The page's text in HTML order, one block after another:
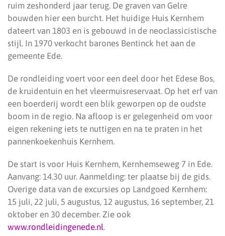
ruim zeshonderd jaar terug. De graven van Gelre
bouwden hier een burcht. Het huidige Huis Kernhem
dateert van 1803 en is gebouwd in de neoclassicistische
stijl. In 1970 verkocht barones Bentinck het aan de
gemeente Ede.
De rondleiding voert voor een deel door het Edese Bos,
de kruidentuin en het vleermuisreservaat. Op het erf van
een boerderij wordt een blik geworpen op de oudste
boom in de regio. Na afloop is er gelegenheid om voor
eigen rekening iets te nuttigen en na te praten in het
pannenkoekenhuis Kernhem.
De start is voor Huis Kernhem, Kernhemseweg 7 in Ede.
Aanvang: 14.30 uur. Aanmelding: ter plaatse bij de gids.
Overige data van de excursies op Landgoed Kernhem:
15 juli, 22 juli, 5 augustus, 12 augustus, 16 september, 21
oktober en 30 december. Zie ook
www.rondleidingenede.nl.